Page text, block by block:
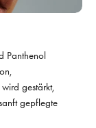
Panthenol
gestärkt,
gepflegte